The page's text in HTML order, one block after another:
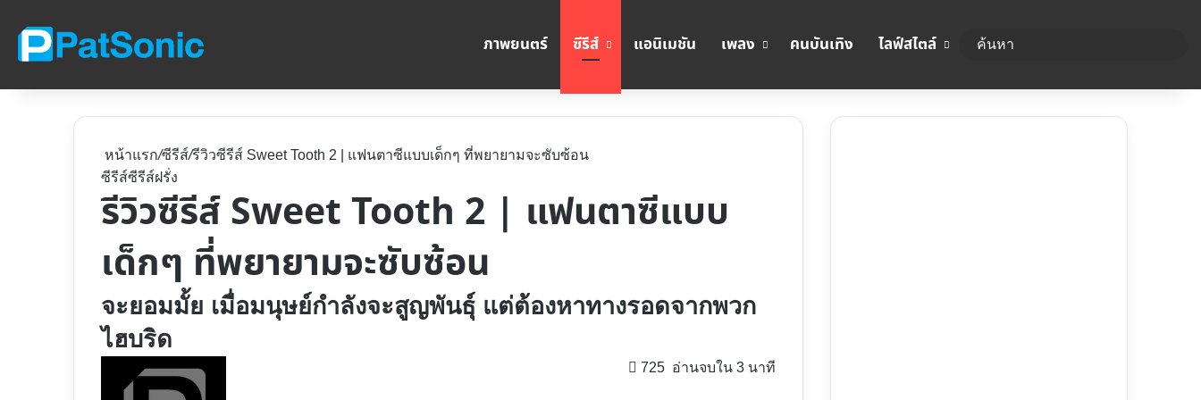
ภาพยนตร์ ซีรีส์ แอนิเมชัน เพลง คนบันเทิง ไลฟ์สไตล์
หน้าแรก/ซีรีส์/รีวิวซีรีส์ Sweet Tooth 2 | แฟนตาซีแบบเด็กๆ ที่พยายามจะซับซ้อน
ซีรีส์ซีรีส์ฝรั่ง
รีวิวซีรีส์ Sweet Tooth 2 | แฟนตาซีแบบ
เด็กๆ ที่พยายามจะซับซ้อน
จะยอมมั้ย เมื่อมนุษย์กำลังจะสูญพันธุ์ แต่ต้องหาทางรอดจากพวก
ไฮบริด
725 อ่านจบใน 3 นาที